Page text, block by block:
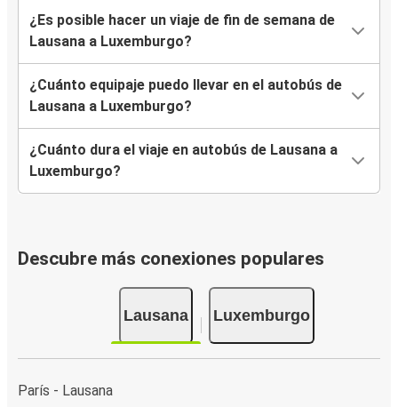
¿Es posible hacer un viaje de fin de semana de
Lausana a Luxemburgo?
¿Cuánto equipaje puedo llevar en el autobús de
Lausana a Luxemburgo?
¿Cuánto dura el viaje en autobús de Lausana a
Luxemburgo?
Descubre más conexiones populares
Lausana Luxemburgo
París - Lausana